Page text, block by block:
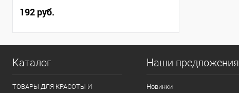
192 руб.
Каталог
ТОВАРЫ ДЛЯ КРАСОТЫ И
Наши предложения
Новинки